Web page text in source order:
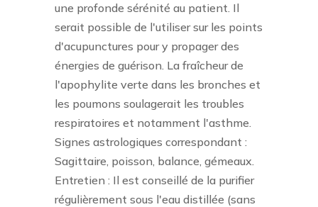
une profonde sérénité au patient. Il
serait possible de l'utiliser sur les points
d'acupunctures pour y propager des
énergies de guérison. La fraîcheur de
l'apophylite verte dans les bronches et
les poumons soulagerait les troubles
respiratoires et notamment l'asthme.
Signes astrologiques correspondant :
Sagittaire, poisson, balance, gémeaux.
Entretien : Il est conseillé de la purifier
régulièrement sous l'eau distillée (sans